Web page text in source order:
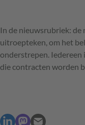
In de nieuwsrubriek:
uitroepteken, om het
onderstrepen. Iedereen
die contracten worden